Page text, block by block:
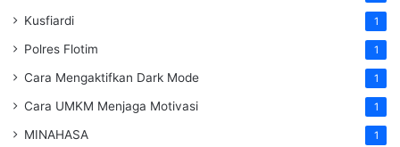
Kusfiardi 1
Polres Flotim 1
Cara Mengaktifkan Dark Mode 1
Cara UMKM Menjaga Motivasi 1
MINAHASA 1